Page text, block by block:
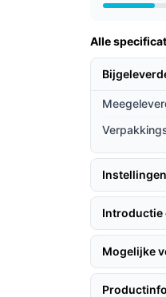
Alle
Introductie
Mogelijke